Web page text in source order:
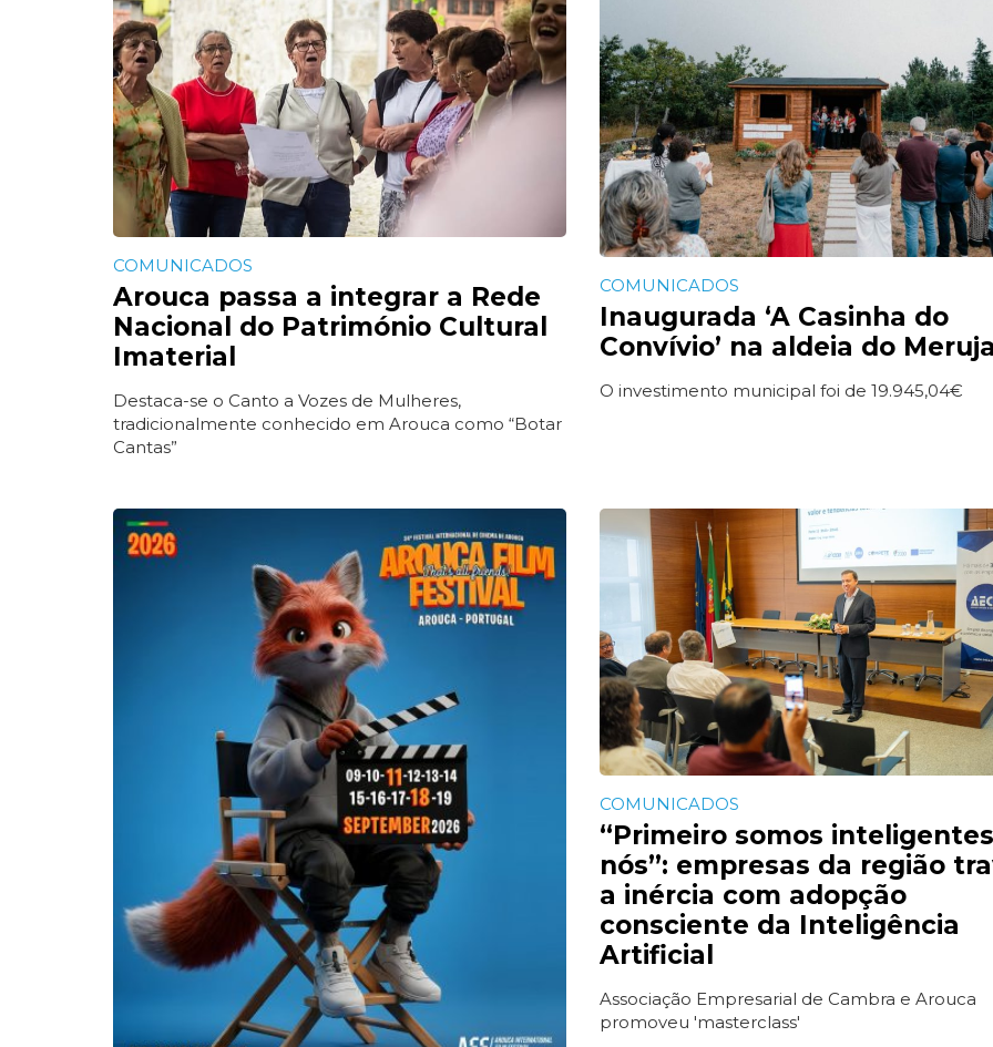
COMUNICADOS
Arouca passa a integrar a Rede
Nacional do Património Cultural
Imaterial
Destaca-se o Canto a Vozes de Mulheres,
tradicionalmente conhecido em Arouca como “Botar
Cantas”
COMUNICADOS
Inaugurada ‘A Casinha do
Convívio’ na aldeia do
O investimento municipal foi de 19.945,04€
COMUNICADOS
“Primeiro somos inteligentes
nós”: empresas da região
a inércia com adopção
consciente da Inteligência
Artificial
Associação Empresarial de Cambra e Arouca
promoveu 'masterclass'